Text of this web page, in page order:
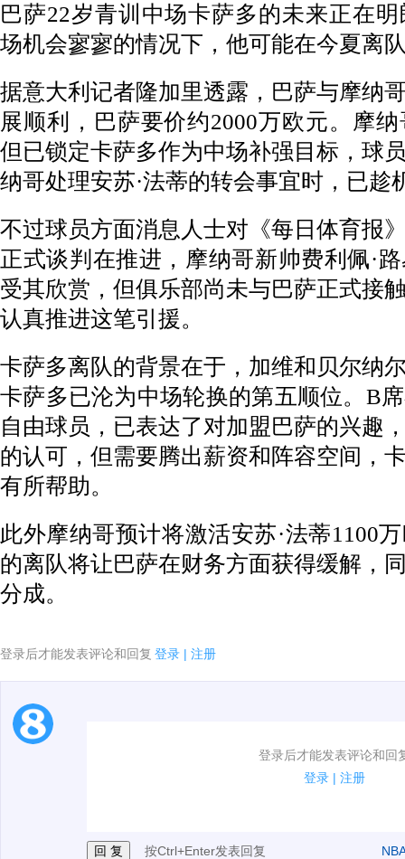
巴萨22岁青训中场卡萨多的未来正在
场机会寥寥的情况下，他可能在今夏离
据意大利记者隆加里透露，巴萨与摩纳
展顺利，巴萨要价约2000万欧元。摩
但已锁定卡萨多作为中场补强目标，球
纳哥处理安苏·法蒂的转会事宜时，已趁
不过球员方面消息人士对《每日体育报
正式谈判在推进，摩纳哥新帅费利佩·
受其欣赏，但俱乐部尚未与巴萨正式接
认真推进这笔引援。
卡萨多离队的背景在于，加维和贝尔纳
卡萨多已沦为中场轮换的第五顺位。B
自由球员，已表达了对加盟巴萨的兴趣
的认可，但需要腾出薪资和阵容空间，
有所帮助。
此外摩纳哥预计将激活安苏·法蒂1100
的离队将让巴萨在财务方面获得缓解，
分成。
登录后才能发表评论和回复 登录 | 注册
登录后才能发表评论和回
登录 | 注册
1.电脑端新用户可以发表评论了！
按Ctrl+Enter发表回复